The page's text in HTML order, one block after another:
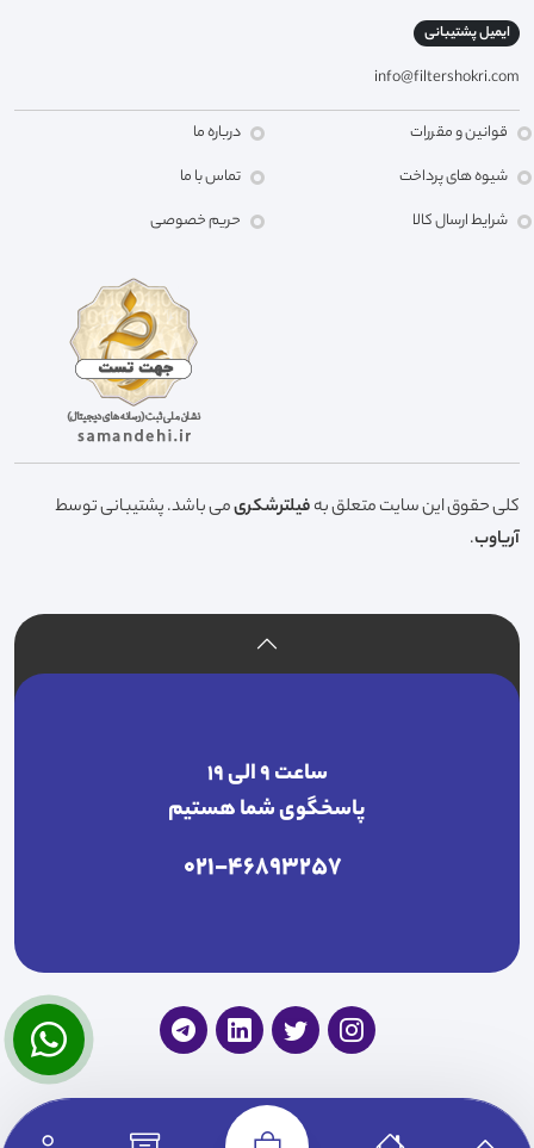
ایمیل پشتیبانی
info@filtershokri.com
قوانین و مقررات
شیوه های پرداخت
شرایط ارسال کالا
درباره ما
تماس با ما
حریم خصوصی
کلی حقوق این سایت متعلق بهفیلترشکریمی باشد. پشتیبانی توسط
آریاوب.
ساعت ۹ الی ۱۹
پاسخگوی شما هستیم
021-46893257